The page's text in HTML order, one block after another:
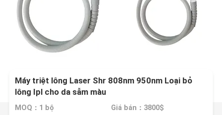
Máy triệt lông Laser Shr 808nm 950nm Loại bỏ
lông Ipl cho da sẫm màu
MOQ：1 bộ Giá bán：3800$